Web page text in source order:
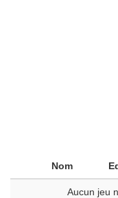
Nom
Aucun jeu